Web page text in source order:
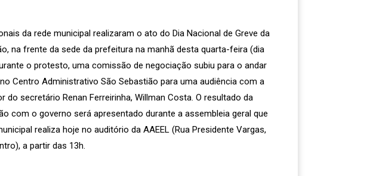
da rede municipal realizaram o ato do Dia Nacional de Greve da
na frente da sede da prefeitura na manhã desta quarta-feira (dia
o protesto, uma comissão de negociação subiu para o andar
Centro Administrativo São Sebastião para uma audiência com a
do secretário Renan Ferreirinha, Willman Costa. O resultado da
com o governo será apresentado durante a assembleia geral que
realiza hoje no auditório da AAEEL (Rua Presidente Vargas,
a partir das 13h.